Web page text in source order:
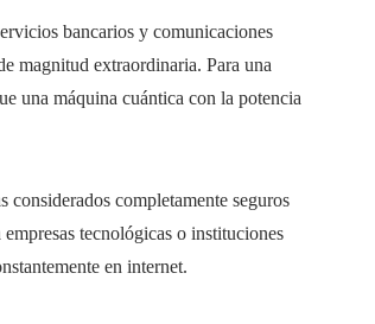
bancarios y comunicaciones
magnitud extraordinaria. Para una
una máquina cuántica con la potencia
considerados completamente seguros
tecnológicas o instituciones
en internet.